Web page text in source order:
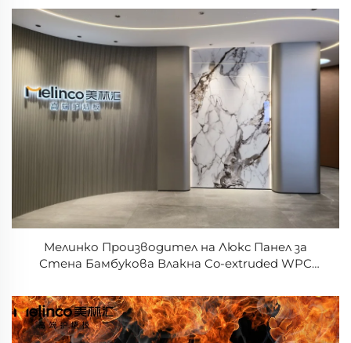
комерциални декоративни панели за стени.
Мелинко Производител на Люкс Панел за
Стена Бамбукова Влакна Co-extruded WPC
Водонепроницаем Лист за Стена